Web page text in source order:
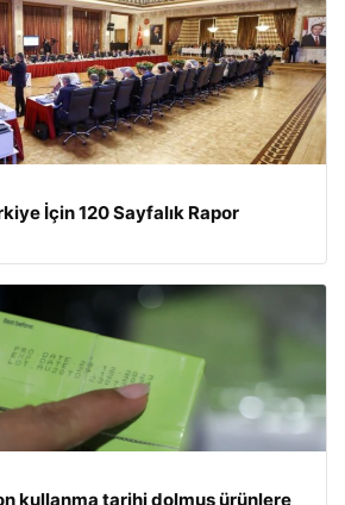
İçin 120 Sayfalık Rapor
kullanma tarihi dolmuş ürünlere